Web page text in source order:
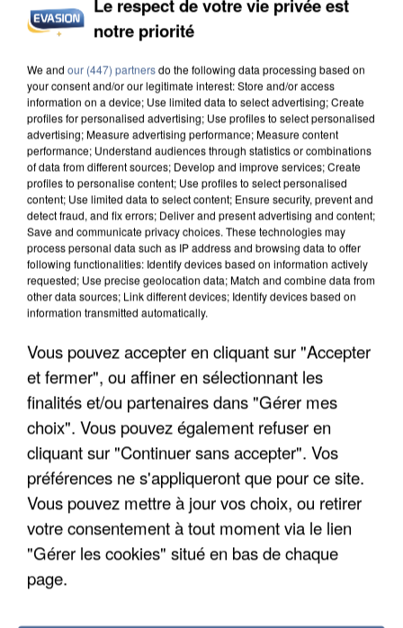
L’UN DES FONDATEURS SUPPOSÉS DE LA DZ
UN SECOND CADRE DE LA DZ MAFIA
INTERPELLÉ EN ALGÉRIE
Le respect de votre vie privée est
notre priorité
We and our (447) partnersdo the following data processing based on
your consent and/or our legitimate interest: Store and/or access
information on a device; Use limited data to select advertising; Create
profiles for personalised advertising; Use profiles to select personalised
advertising; Measure advertising performance; Measure content
performance; Understand audiences through statistics or combinations
of data from different sources; Develop and improve services; Create
profiles to personalise content; Use profiles to select personalised
content; Use limited data to select content; Ensure security, prevent and
detect fraud, and fix errors; Deliver and present advertising and content;
Save and communicate privacy choices. These technologies may
process personal data such as IP address and browsing data to offer
following functionalities: Identify devices based on information actively
requested; Use precise geolocation data; Match and combine data from
other data sources; Link different devices; Identify devices based on
information transmitted automatically.
Vous pouvez accepter en cliquant sur "Accepter
et fermer", ou affiner en sélectionnant les
finalités et/ou partenaires dans "Gérer mes
choix". Vous pouvez également refuser en
cliquant sur "Continuer sans accepter". Vos
préférences ne s'appliqueront que pour ce site.
Vous pouvez mettre à jour vos choix, ou retirer
votre consentement à tout moment via le lien
"Gérer les cookies" situé en bas de chaque
page.